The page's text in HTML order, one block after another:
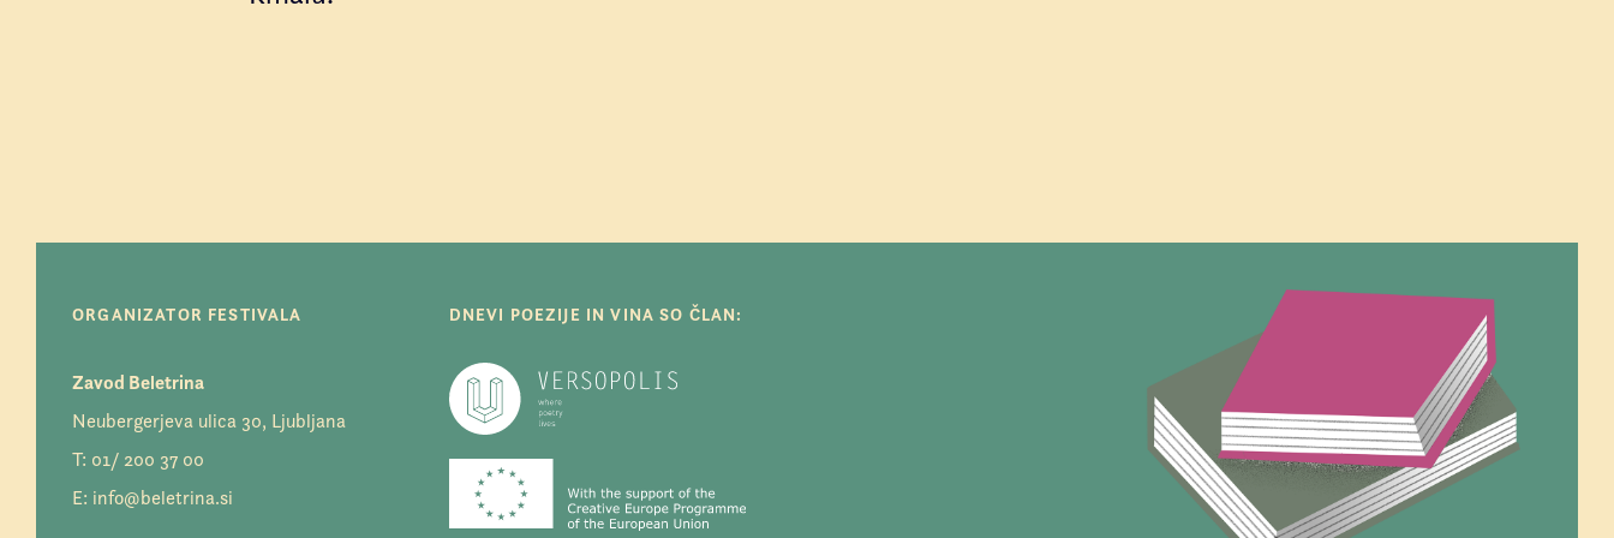
ORGANIZATOR FESTIVALA
Zavod Beletrina
Neubergerjeva ulica 30, Ljubljana
T: 01/ 200 37 00
E: info@beletrina.si
DNEVI POEZIJE IN VINA SO ČLAN: